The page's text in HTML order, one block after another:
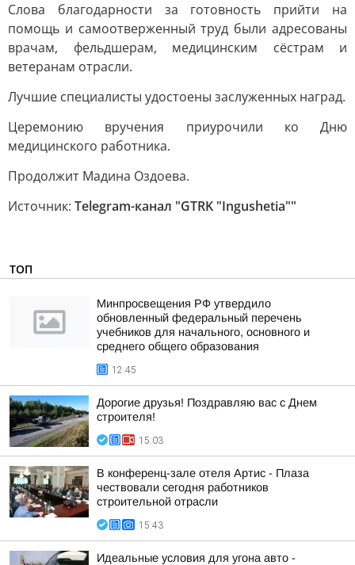
Слова благодарности за готовность прийти на
помощь и самоотверженный труд были адресованы
врачам, фельдшерам, медицинским сёстрам и
ветеранам отрасли.
Лучшие специалисты удостоены заслуженных наград.
Церемонию вручения приурочили ко Дню
медицинского работника.
Продолжит Мадина Оздоева.
Источник: Telegram-канал "GTRK "Ingushetia""
ТОП
Минпросвещения РФ утвердило
обновленный федеральный перечень
учебников для начального, основного и
среднего общего образования
12:45
Дорогие друзья! Поздравляю вас с Днем
строителя!
15:03
В конференц-зале отеля Артис - Плаза
чествовали сегодня работников
строительной отрасли
15:43
Идеальные условия для угона авто -